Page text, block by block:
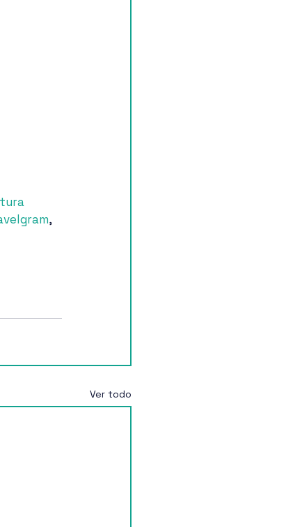
,
Ver todo